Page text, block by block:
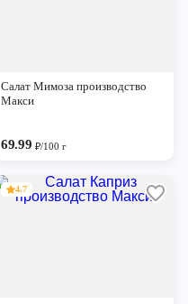
Салат Мимоза производство
Макси
69.99₽/100 г
4.7